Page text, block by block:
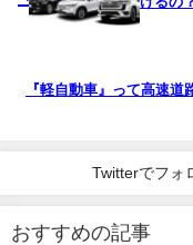
『軽自動車』って高速道
Twitterでフォ
おすすめの記事